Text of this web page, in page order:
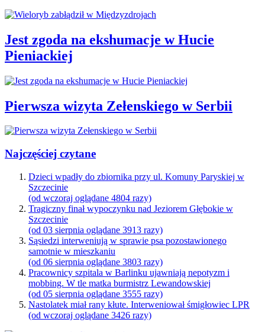
Jest zgoda na ekshumacje w Hucie
Pieniackiej
Pierwsza wizyta Zełenskiego w Serbii
Najczęściej czytane
Dzieci wpadły do zbiornika przy ul. Komuny Paryskiej w
Szczecinie
(od wczoraj oglądane 4804 razy)
Tragiczny finał wypoczynku nad Jeziorem Głębokie w
Szczecinie
(od 03 sierpnia oglądane 3913 razy)
Sąsiedzi interweniują w sprawie psa pozostawionego
samotnie w mieszkaniu
(od 06 sierpnia oglądane 3803 razy)
Pracownicy szpitala w Barlinku ujawniają nepotyzm i
mobbing. W tle matka burmistrz Lewandowskiej
(od 05 sierpnia oglądane 3555 razy)
Nastolatek miał rany kłute. Interweniował śmigłowiec LPR
(od wczoraj oglądane 3426 razy)